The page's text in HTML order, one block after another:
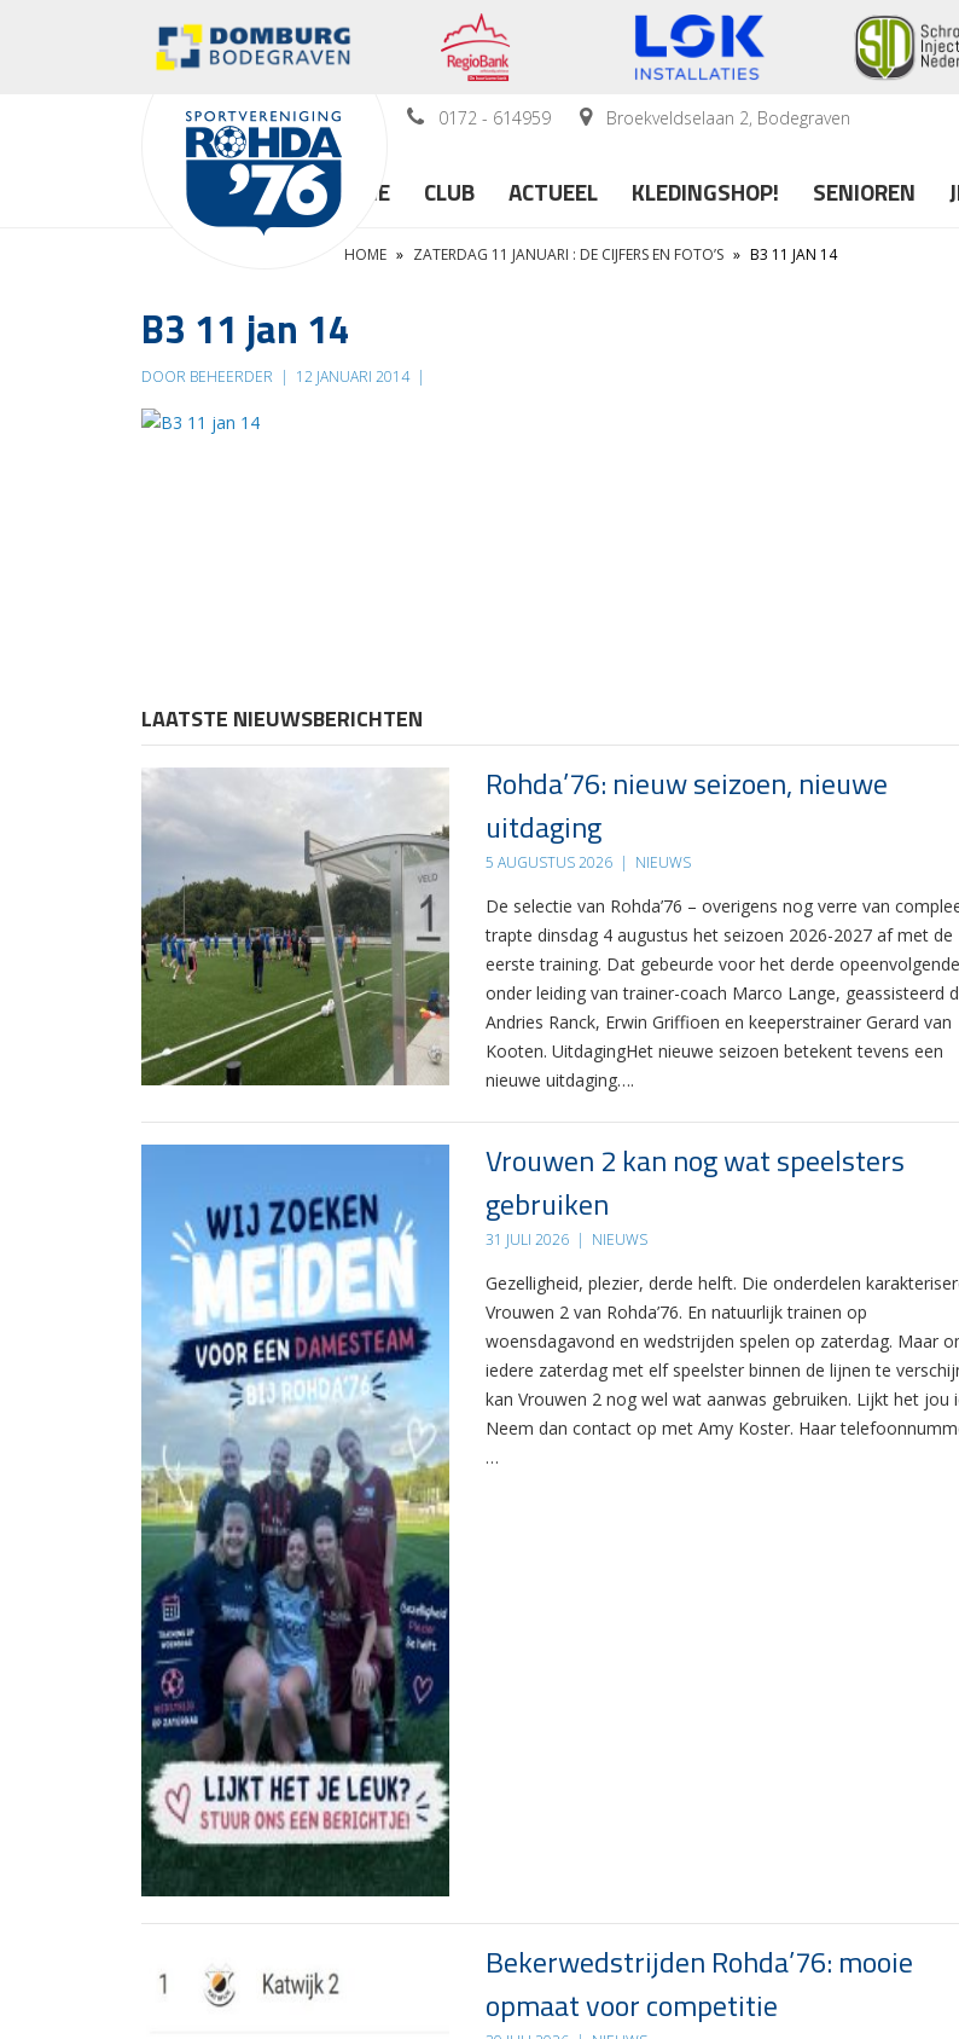
0172 - 614959 Broekveldselaan 2, Bodegraven
HOME CLUB ACTUEEL KLEDINGSHOP! SENIOREN
HOME » ZATERDAG 11 JANUARI : DE CIJFERS EN FOTO’S » B3 11 JAN 14
B3 11 jan 14
DOOR BEHEERDER | 12 JANUARI 2014 |
LAATSTE NIEUWSBERICHTEN
Rohda’76: nieuw seizoen, nieuwe
uitdaging
5 AUGUSTUS 2026 | NIEUWS
De selectie van Rohda’76 – overigens nog verre van
trapte dinsdag 4 augustus het seizoen 2026-2027 af met de
eerste training. Dat gebeurde voor het derde
onder leiding van trainer-coach Marco Lange, geassisteerd
Andries Ranck, Erwin Griffioen en keeperstrainer Gerard van
Kooten. UitdagingHet nieuwe seizoen betekent tevens een
nieuwe uitdaging….
Vrouwen 2 kan nog wat speelsters
gebruiken
31 JULI 2026 | NIEUWS
Gezelligheid, plezier, derde helft. Die onderdelen
Vrouwen 2 van Rohda’76. En natuurlijk trainen op
woensdagavond en wedstrijden spelen op zaterdag. Maar
iedere zaterdag met elf speelster binnen de lijnen te
kan Vrouwen 2 nog wel wat aanwas gebruiken. Lijkt het jou
Neem dan contact op met Amy Koster. Haar
…
Bekerwedstrijden Rohda’76: mooie
opmaat voor competitie